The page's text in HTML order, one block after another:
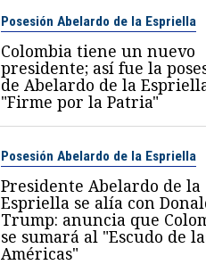
Posesión Abelardo de la Espriella
Colombia tiene un nuevo
presidente; así fue la
de Abelardo de la
"Firme por la Patria"
Posesión Abelardo de la Espriella
Presidente Abelardo de la
Espriella se alía con
Trump: anuncia que
se sumará al "Escudo de
Américas"